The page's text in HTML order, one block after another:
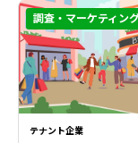
テナント企業
調査・マーケティン